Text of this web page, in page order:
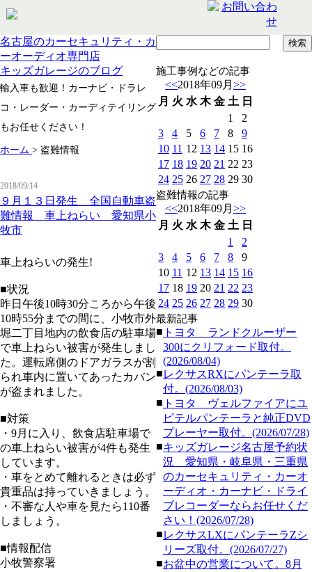
名古屋のカーセキュリティ・カ
ーオーディオ専門店
キッズガレージのブログ
輸入車も歓迎！カーナビ・ドラレ
コ・レーダー・カーディテイリング
もお任せください！
ホーム > 盗難情報
2018/09/14
９月１３日発生 全国自動車盗
難情報 車上ねらい 愛知県小
牧市
車上ねらいの発生!
■状況
昨日午後10時30分ころから午後
10時55分までの間に、小牧市外
堀二丁目地内の飲食店の駐車場
で車上ねらい被害が発生しまし
た。運転席側のドアガラスが割
られ車内に置いてあったカバン
が盗まれました。
■対策
・9月に入り、飲食店駐車場で
の車上ねらい被害が4件も発生
しています。
・車をとめて離れるときは必ず
貴重品は持っていきましょう。
・不審な人や車を見たら110番
しましょう。
■情報配信
小牧警察署
施工事例などの記事
<<2018年09月 >>
月 火 水 木 金 土 日
1
2
3
4 5 6 7 8
9
10 11 12 13 14 15 16
17 18 19 20 21 22 23
24 25 26 27 28 29 30
盗難情報の記事
<<2018年09月 >>
月 火 水 木 金 土 日
1
2
3
4 5 6 7 8
9
10 11 12 13 14 15 16
17 18 19 20 21 22 23
24 25 26 27 28 29 30
最新記事
■ トヨタ ランドクルーザー
300にクリフォード取付。
(2026/08/04)
■レクサスRXにパンテーラ取
付。(2026/08/03)
■ トヨタ ヴェルファイアにユ
ピテルパンテーラと純正DVD
プレーヤー取付。(2026/07/28)
■キッズガレージ名古屋予約状
況 愛知県・岐阜県・三重県
のカーセキュリティ・カーオ
ーディオ・カーナビ・ドライ
ブレコーダーならお任せくだ
さい！(2026/07/28)
■レクサスLXにパンテーラZシ
リーズ取付。(2026/07/27)
■お盆中の営業について。8月